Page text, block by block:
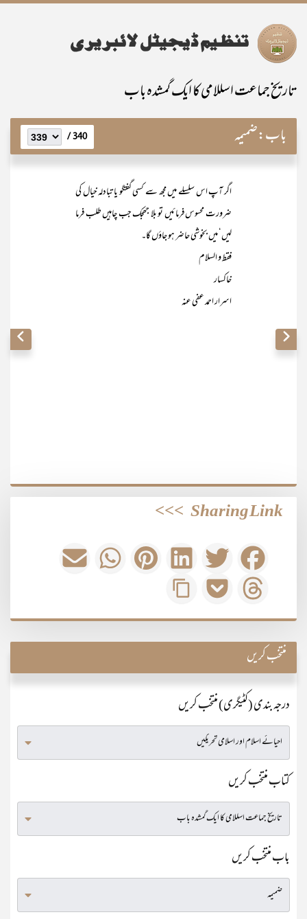
تاریخ جماعت اسللامی کا ایک گمشدہ باب
باب:ضمیمہ 340 /
اگر آپ اس سلسلے میں مجھ سے کسی گفتگو یا تبادلہ خیال کی
ضرورت محسوس فرمائیں تو بلا جھجک جب چاہیں طلب فرما
لیں‘ میں بخوشی حاضر ہو جاؤں گا۔
فقط و السلام
خاکسار
اسرار احمد عفی عنہ
Sharing Link
>>>
منتخب کریں
درجہ بندی (کٹیگری) منتخب کریں
کتاب منتخب کریں
باب منتخب کریں